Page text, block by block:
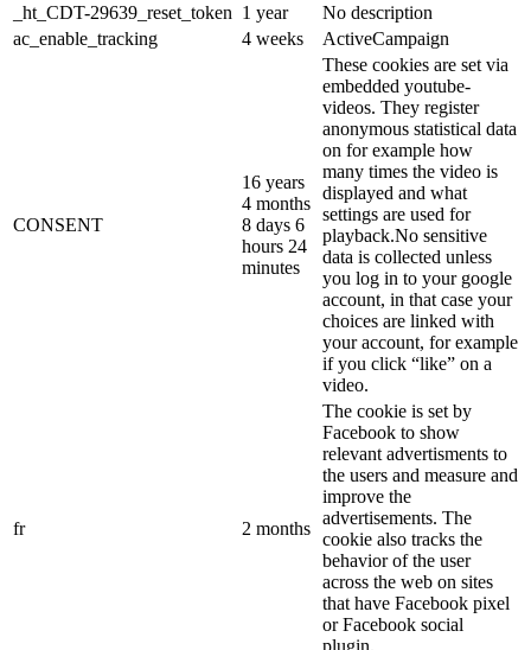
_ht_CDT-29639_reset_token 1 year
No description
ac_enable_tracking
4 weeks ActiveCampaign
CONSENT
16 years
4 months
8 days 6
hours 24
minutes
These cookies are set via
embedded youtube-
videos. They register
anonymous statistical data
on for example how
many times the video is
displayed and what
settings are used for
playback.No sensitive
data is collected unless
you log in to your google
account, in that case your
choices are linked with
your account, for example
if you click “like” on a
video.
fr 2 months
The cookie is set by
Facebook to show
relevant advertisments to
the users and measure and
improve the
advertisements. The
cookie also tracks the
behavior of the user
across the web on sites
that have Facebook pixel
or Facebook social
plugin.